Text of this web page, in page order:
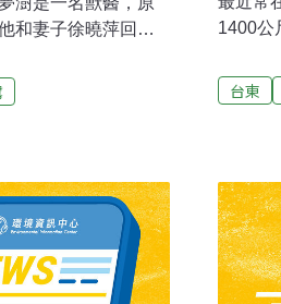
和妻子徐曉萍回到
工作。救傷站一開
門縣政府提供閒置
人員，救援各種野
走進校園，透過生
營區裡，一群人忙
物醫院，這天來了
地都會發生候鳥中
1400公
的。根
救援，
體。為
金城、
型野生
野生動
台東